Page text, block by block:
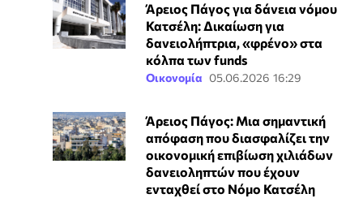
Άρειος Πάγος για δάνεια νόμου
Κατσέλη: Δικαίωση για
δανειολήπτρια, «φρένο» στα
κόλπα των funds
Οικονομία 05.06.2026 16:29
Άρειος Πάγος: Μια σημαντική
απόφαση που διασφαλίζει την
οικονομική επιβίωση χιλιάδων
δανειοληπτών που έχουν
ενταχθεί στο Νόμο Κατσέλη